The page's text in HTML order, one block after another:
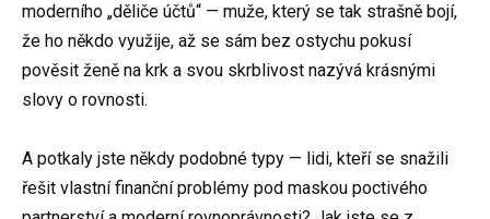
moderního „děliče účtů“ — muže, který se tak strašně bojí,
že ho někdo využije, až se sám bez ostychu pokusí
pověsit ženě na krk a svou skrblivost nazývá krásnými
slovy o rovnosti.
A potkaly jste někdy podobné typy — lidi, kteří se snažili
řešit vlastní finanční problémy pod maskou poctivého